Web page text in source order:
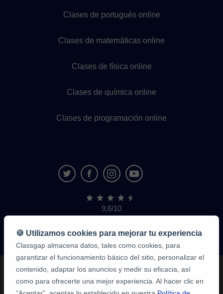
Clases de portugués online
Clases de matemáticas online
Clases de física online
Clases de química online
Clases de programación online
9,6/10
1.339.284
de
alumnos
🍪 Utilizamos cookies para mejorar tu experiencia
Classgap almacena datos, tales como cookies, para
garantizar el funcionamiento básico del sitio, personalizar el
contenido, adaptar los anuncios y medir su eficacia, así
como para ofrecerte una mejor experiencia. Al hacer clic en